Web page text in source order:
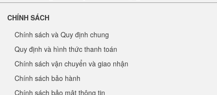
CHÍNH SÁCH
Chính sách và Quy định chung
Quy định và hình thức thanh toán
Chính sách vận chuyển và giao nhận
Chính sách bảo hành
Chính sách bảo mật thông tin